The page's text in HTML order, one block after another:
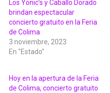
Los Yonic’s y Caballo Dorado
brindan espectacular
concierto gratuito en la Feria
de Colima
3 noviembre, 2023
En "Estado"
Hoy en la apertura de la Feria
de Colima, concierto gratuito